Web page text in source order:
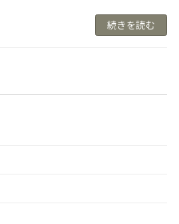
続きを読む